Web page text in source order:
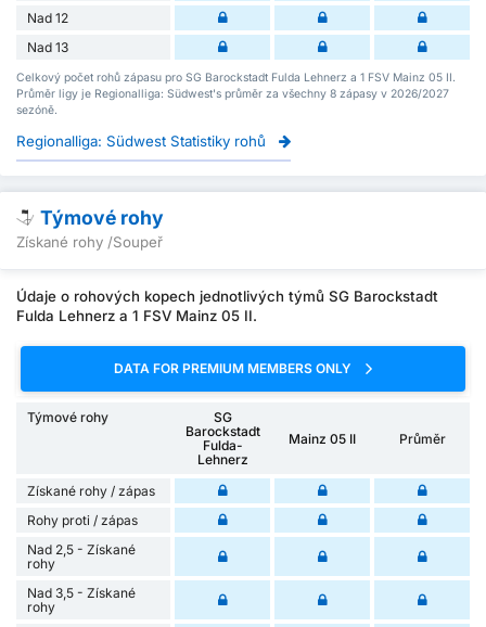
Nad 12
Nad 13
Celkový počet rohů zápasu pro SG Barockstadt Fulda Lehnerz a 1 FSV Mainz 05 II.
Průměr ligy je Regionalliga: Südwest's průměr za všechny 8 zápasy v 2026/2027
sezóně.
Regionalliga: Südwest Statistiky rohů
Týmové rohy
Získané rohy /Soupeř
Údaje o rohových kopech jednotlivých týmů SG Barockstadt
Fulda Lehnerz a 1 FSV Mainz 05 II.
DATA FOR PREMIUM MEMBERS ONLY
Týmové rohy
SG
Barockstadt
Fulda-
Lehnerz
Mainz 05 II Průměr
Získané rohy / zápas
Rohy proti / zápas
Nad 2,5 - Získané
rohy
Nad 3,5 - Získané
rohy